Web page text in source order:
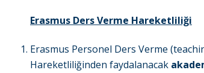
Erasmus Ders Verme Hareketliliği
Erasmus Personel Ders Verme
Hareketliliğinden faydalanacak